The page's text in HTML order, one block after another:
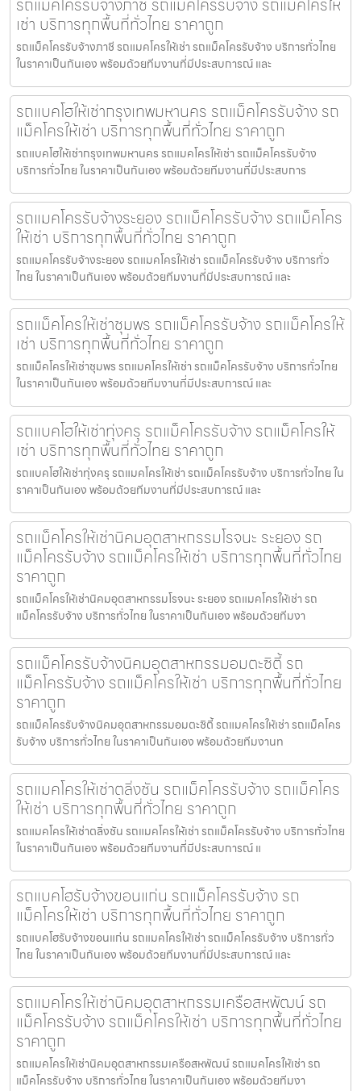
รถแม็คโครรับจ้างภาชี รถแม็คโครรับจ้าง รถแม็คโครให้
เช่า บริการทุกพื้นที่ทั่วไทย ราคาถูก
รถแม็คโครรับจ้างภาชี รถแมคโครให้เช่า รถแม็คโครรับจ้าง บริการทั่วไทย
ในราคาเป็นกันเอง พร้อมด้วยทีมงานที่มีประสบการณ์ และ
รถแบคโฮให้เช่ากรุงเทพมหานคร รถแม็คโครรับจ้าง รถ
แม็คโครให้เช่า บริการทุกพื้นที่ทั่วไทย ราคาถูก
รถแบคโฮให้เช่ากรุงเทพมหานคร รถแมคโครให้เช่า รถแม็คโครรับจ้าง
บริการทั่วไทย ในราคาเป็นกันเอง พร้อมด้วยทีมงานที่มีประสบการ
รถแมคโครรับจ้างระยอง รถแม็คโครรับจ้าง รถแม็คโคร
ให้เช่า บริการทุกพื้นที่ทั่วไทย ราคาถูก
รถแมคโครรับจ้างระยอง รถแมคโครให้เช่า รถแม็คโครรับจ้าง บริการทั่ว
ไทย ในราคาเป็นกันเอง พร้อมด้วยทีมงานที่มีประสบการณ์ และ
รถแม็คโครให้เช่าชุมพร รถแม็คโครรับจ้าง รถแม็คโครให้
เช่า บริการทุกพื้นที่ทั่วไทย ราคาถูก
รถแม็คโครให้เช่าชุมพร รถแมคโครให้เช่า รถแม็คโครรับจ้าง บริการทั่วไทย
ในราคาเป็นกันเอง พร้อมด้วยทีมงานที่มีประสบการณ์ และ
รถแบคโฮให้เช่าทุ่งครุ รถแม็คโครรับจ้าง รถแม็คโครให้
เช่า บริการทุกพื้นที่ทั่วไทย ราคาถูก
รถแบคโฮให้เช่าทุ่งครุ รถแมคโครให้เช่า รถแม็คโครรับจ้าง บริการทั่วไทย ใน
ราคาเป็นกันเอง พร้อมด้วยทีมงานที่มีประสบการณ์ และ
รถแม็คโครให้เช่านิคมอุตสาหกรรมโรจนะ ระยอง รถ
แม็คโครรับจ้าง รถแม็คโครให้เช่า บริการทุกพื้นที่ทั่วไทย
ราคาถูก
รถแม็คโครให้เช่านิคมอุตสาหกรรมโรจนะ ระยอง รถแมคโครให้เช่า รถ
แม็คโครรับจ้าง บริการทั่วไทย ในราคาเป็นกันเอง พร้อมด้วยทีมงา
รถแม็คโครรับจ้างนิคมอุตสาหกรรมอมตะซิตี้ รถ
แม็คโครรับจ้าง รถแม็คโครให้เช่า บริการทุกพื้นที่ทั่วไทย
ราคาถูก
รถแม็คโครรับจ้างนิคมอุตสาหกรรมอมตะซิตี้ รถแมคโครให้เช่า รถแม็คโคร
รับจ้าง บริการทั่วไทย ในราคาเป็นกันเอง พร้อมด้วยทีมงานท
รถแมคโครให้เช่าตลิ่งชัน รถแม็คโครรับจ้าง รถแม็คโคร
ให้เช่า บริการทุกพื้นที่ทั่วไทย ราคาถูก
รถแมคโครให้เช่าตลิ่งชัน รถแมคโครให้เช่า รถแม็คโครรับจ้าง บริการทั่วไทย
ในราคาเป็นกันเอง พร้อมด้วยทีมงานที่มีประสบการณ์ แ
รถแบคโฮรับจ้างขอนแก่น รถแม็คโครรับจ้าง รถ
แม็คโครให้เช่า บริการทุกพื้นที่ทั่วไทย ราคาถูก
รถแบคโฮรับจ้างขอนแก่น รถแมคโครให้เช่า รถแม็คโครรับจ้าง บริการทั่ว
ไทย ในราคาเป็นกันเอง พร้อมด้วยทีมงานที่มีประสบการณ์ และ
รถแมคโครให้เช่านิคมอุตสาหกรรมเครือสหพัฒน์ รถ
แม็คโครรับจ้าง รถแม็คโครให้เช่า บริการทุกพื้นที่ทั่วไทย
ราคาถูก
รถแมคโครให้เช่านิคมอุตสาหกรรมเครือสหพัฒน์ รถแมคโครให้เช่า รถ
แม็คโครรับจ้าง บริการทั่วไทย ในราคาเป็นกันเอง พร้อมด้วยทีมงา